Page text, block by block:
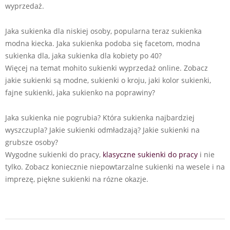
wyprzedaż.
Jaka sukienka dla niskiej osoby, popularna teraz sukienka
modna kiecka. Jaka sukienka podoba się facetom, modna
sukienka dla, jaka sukienka dla kobiety po 40?
Więcej na temat mohito sukienki wyprzedaż online. Zobacz
jakie sukienki są modne, sukienki o kroju, jaki kolor sukienki,
fajne sukienki, jaka sukienko na poprawiny?
Jaka sukienka nie pogrubia? Która sukienka najbardziej
wyszczupla? Jakie sukienki odmładzają? Jakie sukienki na
grubsze osoby?
Wygodne sukienki do pracy, klasyczne sukienki do pracy i nie
tylko. Zobacz koniecznie niepowtarzalne sukienki na wesele i na
imprezę, piękne sukienki na rózne okazje.